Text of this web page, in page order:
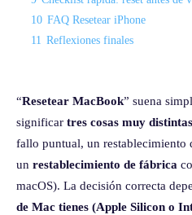
10 FAQ Resetear iPhone
11 Reflexiones finales
“Resetear MacBook” suena
significar tres cosas muy distintas
fallo puntual, un restablecimiento
un restablecimiento de fábrica
macOS). La decisión correcta
de Mac tienes (Apple Silicon o